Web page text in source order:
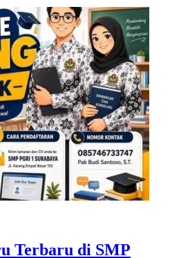
Terbaru di SMP